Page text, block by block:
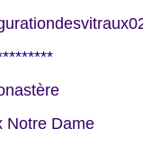
Notre Dame